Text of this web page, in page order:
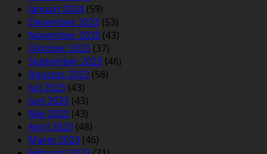
Januari 2024 (59)
Desember 2023 (53)
November 2023 (43)
Oktober 2023 (37)
September 2023 (46)
Agustus 2023 (58)
Juli 2023 (43)
Juni 2023 (43)
Mei 2023 (43)
April 2023 (48)
Maret 2023 (46)